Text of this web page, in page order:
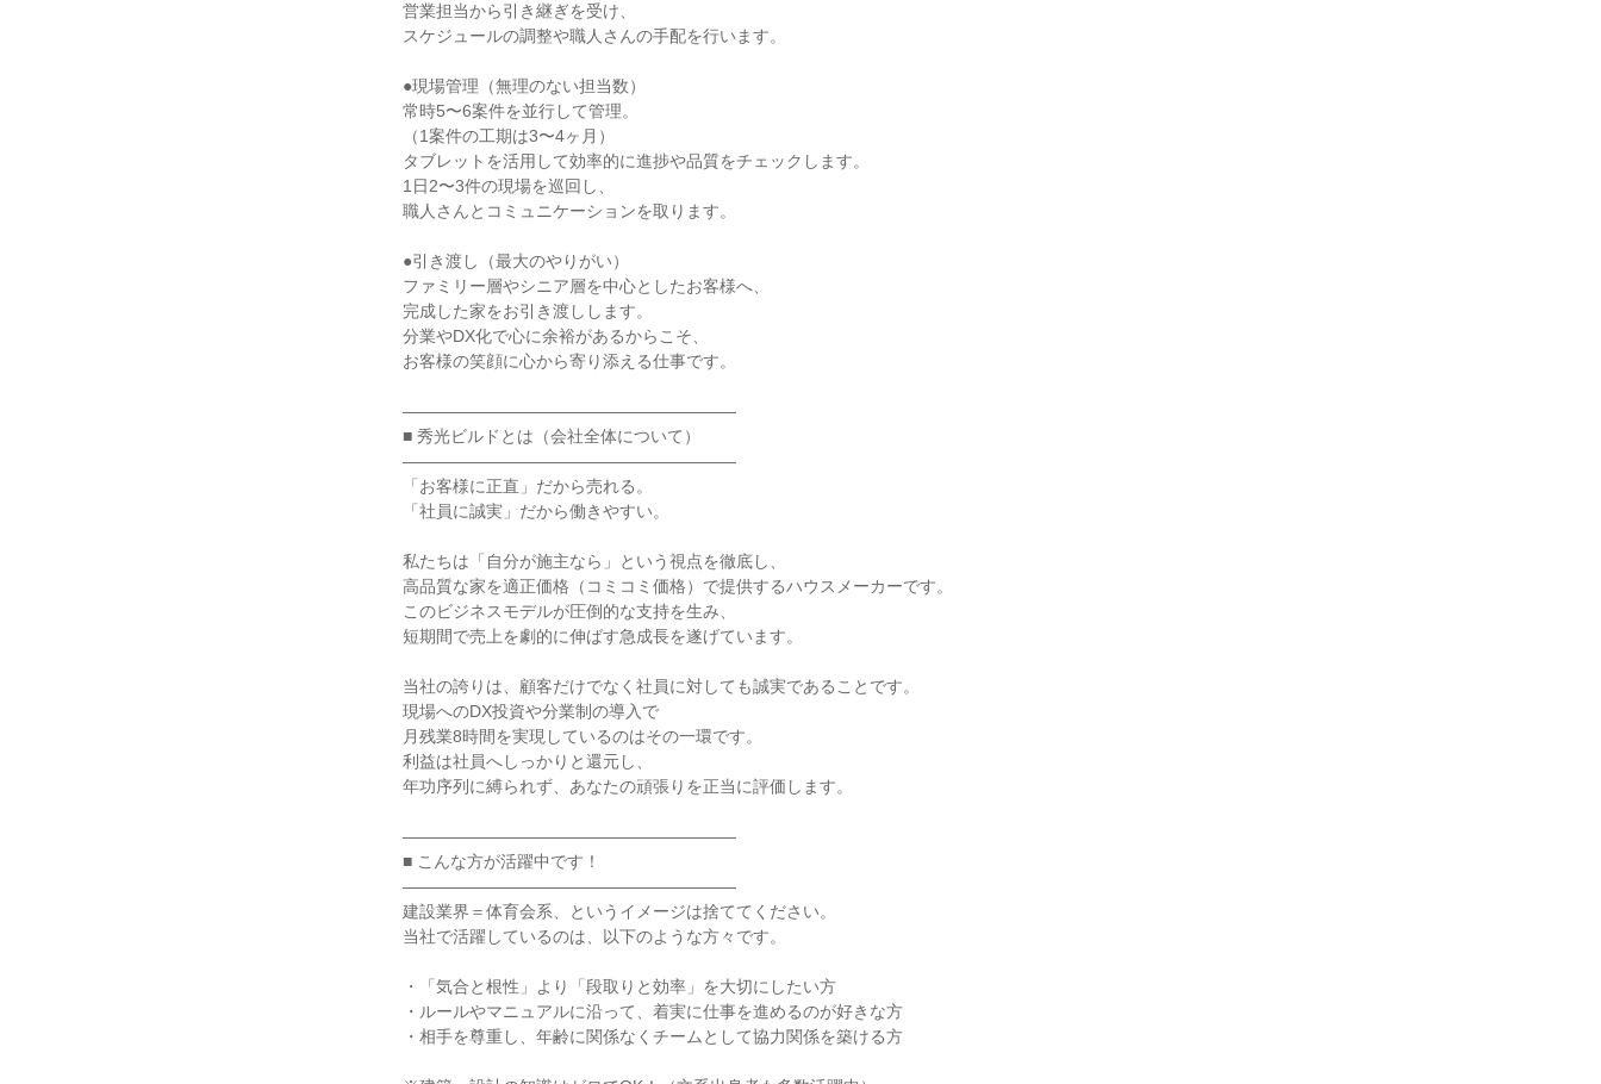
営業担当から引き継ぎを受け、
スケジュールの調整や職人さんの手配を行います。
●現場管理（無理のない担当数）
常時5〜6案件を並行して管理。
（1案件の工期は3〜4ヶ月）
タブレットを活用して効率的に進捗や品質をチェックします。
1日2〜3件の現場を巡回し、
職人さんとコミュニケーションを取ります。
●引き渡し（最大のやりがい）
ファミリー層やシニア層を中心としたお客様へ、
完成した家をお引き渡しします。
分業やDX化で心に余裕があるからこそ、
お客様の笑顔に心から寄り添える仕事です。
――――――――――――――――――――
■ 秀光ビルドとは（会社全体について）
――――――――――――――――――――
「お客様に正直」だから売れる。
「社員に誠実」だから働きやすい。
私たちは「自分が施主なら」という視点を徹底し、
高品質な家を適正価格（コミコミ価格）で提供するハウスメーカーです。
このビジネスモデルが圧倒的な支持を生み、
短期間で売上を劇的に伸ばす急成長を遂げています。
当社の誇りは、顧客だけでなく社員に対しても誠実であることです。
現場へのDX投資や分業制の導入で
月残業8時間を実現しているのはその一環です。
利益は社員へしっかりと還元し、
年功序列に縛られず、あなたの頑張りを正当に評価します。
――――――――――――――――――――
■ こんな方が活躍中です！
――――――――――――――――――――
建設業界＝体育会系、というイメージは捨ててください。
当社で活躍しているのは、以下のような方々です。
・「気合と根性」より「段取りと効率」を大切にしたい方
・ルールやマニュアルに沿って、着実に仕事を進めるのが好きな方
・相手を尊重し、年齢に関係なくチームとして協力関係を築ける方